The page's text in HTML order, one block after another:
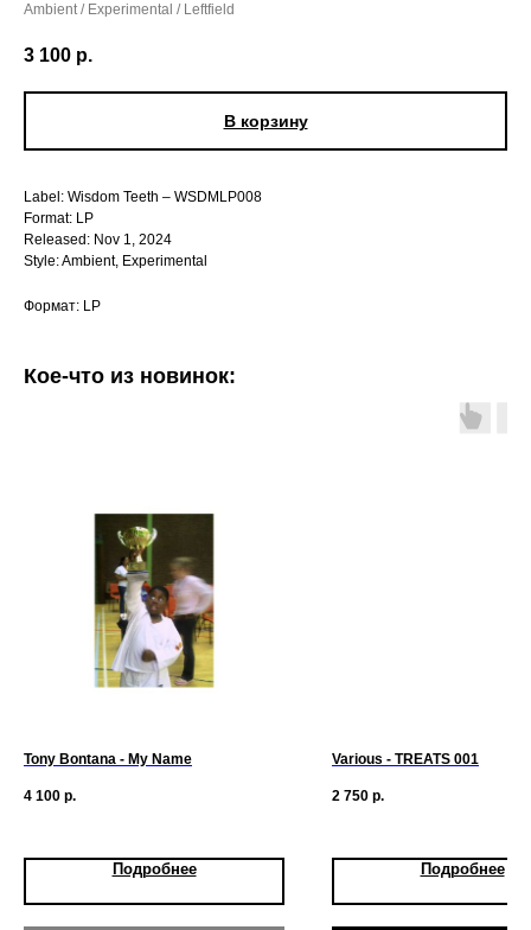
Ambient / Experimental / Leftfield
3 100 р.
В корзину
Label: Wisdom Teeth – WSDMLP008
Format: LP
Released: Nov 1, 2024
Style: Ambient, Experimental
Формат: LP
Кое-что из новинок:
Tony Bontana - My Name
4 100 р.
Подробнее
Various - TREATS 001
2 750 р.
Подробнее